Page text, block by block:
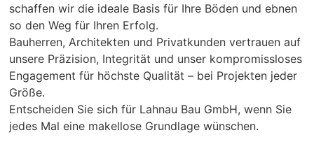
schaffen wir die ideale Basis für Ihre Böden und ebnen
so den Weg für Ihren Erfolg.
Bauherren, Architekten und Privatkunden vertrauen auf
unsere Präzision, Integrität und unser kompromissloses
Engagement für höchste Qualität – bei Projekten jeder
Größe.
Entscheiden Sie sich für Lahnau Bau GmbH, wenn Sie
jedes Mal eine makellose Grundlage wünschen.